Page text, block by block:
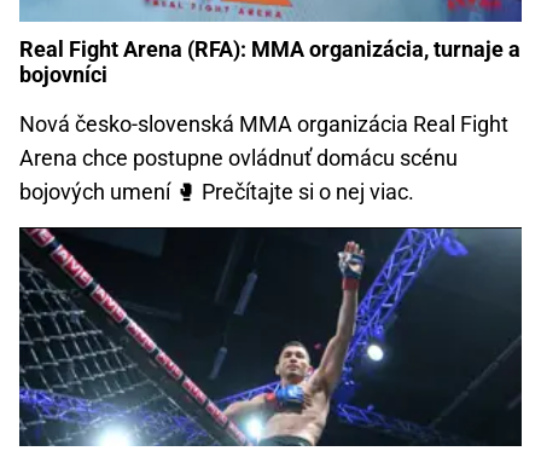
Real Fight Arena (RFA): MMA organizácia, turnaje a
bojovníci
Nová česko-slovenská MMA organizácia Real Fight
Arena chce postupne ovládnuť domácu scénu
bojových umení 🥊️ Prečítajte si o nej viac.